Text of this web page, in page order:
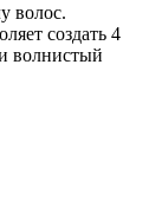
волос.
создать 4
волнистый